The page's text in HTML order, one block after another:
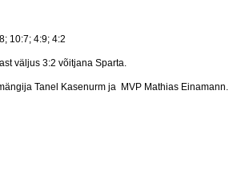
10:7; 4:9; 4:2
väljus 3:2 võitjana Sparta.
Tanel Kasenurm ja MVP Mathias Einamann.